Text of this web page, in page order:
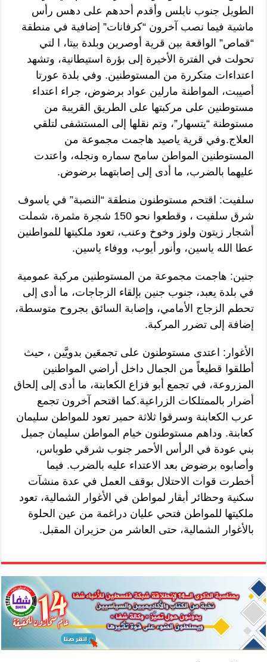
الطويل جنوب نابلس وأقدم أحدهم على دهس رأس
ماشية فيما نصب آخرون “كرفانات” إضافية في منطقة
“قماص” الواقعة بين قرية أوصرين وبلدة بيتا، ا لتي
تحولت في الفترة الأخيرة إلى بؤرة استيطانية، وتشهد
اعتداءات متكررة من المستوطنين. وفي بلدة عورتا
أصيبت، المواطنة مارلين عواد برضوض، جراء اعتداء
مستوطنين على مركبتها على الطريق القريبة من
مستوطنة “يتسهار”، وتم نقلها إلى المستشفى لتلقي
العلاج.وفي قرية ياصيد هاجمت مجموعة من
المستوطنين المواطن سامح سماره ونجله، واعتدت
عليهما بالضرب، ما أدى إلى إصابتهما برضوض.
سلفيت: اقتحم مستوطنون منطقة “النصبة” في ياسوف
شرق سلفيت ، وقطعوا نحو 150 شجرة مثمرة، شملت
أشجار زيتون ولوز وخوخ وعنب، تعود ملكيتها للمواطنين
عطا الله ياسين، وأنور أيوب، ووفاء ياسين.
جنين: هاجمت مجموعة من المستوطنين مركبة عمومية
في بلدة يعبد، جنوب جنين بإلقاء الزجاجات، ما أدى إلى
تحطم الزجاج الأمامي، وإصابة السائق بجروح متوسطة،
إضافة إلى تضرر المركبة.
الأغوار: اعتدى مستوطنون على تجمعَين بدويَّين ، حيث
أطلقوا قطيعاً من الجمال داخل أراضي المواطنين
المزروعة، في تجمع أبو فزاع الكعابنة، ما أدى إلى إلحاق
أضرار بالممتلكات الزراعية.كما اقتحم آخرون تجمع
عرب الكعابنة وسرقوا ثلاثة حمير تعود للمواطن سليمان
كعابنة. وداهم مستوطنون خيام المواطن سليمان جميل
بني عودة في الرأس الأحمر جنوب شرقي طوباس،
وأصابوه برضوض بعد الاعتداء عليه بالضرب. فيما
أخطرت قوات الاحتلال بوقف العمل في عدة منشآت
سكنية وحظائر أبقار لمواطن في الأغوار الشمالية، تعود
ملكيتها للمواطن فتحي عليان دراغمة من عين الحلوة
بالأغوار الشمالية، حتى العاشر من حزيران المقبل.